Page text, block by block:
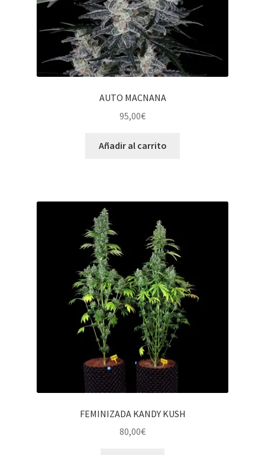
AUTO MACNANA
95,00€
Añadir al carrito
FEMINIZADA KANDY KUSH
80,00€